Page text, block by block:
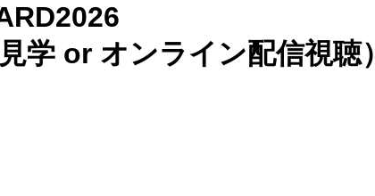
学 or オンライン配信視聴）